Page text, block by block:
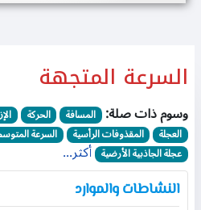
السرعة المتجهة
وسوم ذات صلة: المسافة الحركة
العجلة
المقذوفات الرأسية السرعة
عجلة الجاذبية الأرضية أكثر...
النشاطات والموارد